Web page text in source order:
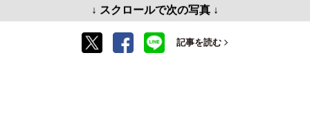
↓ スクロールで次の写真 ↓
記事を読む